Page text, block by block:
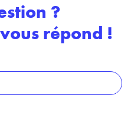
?
répond !